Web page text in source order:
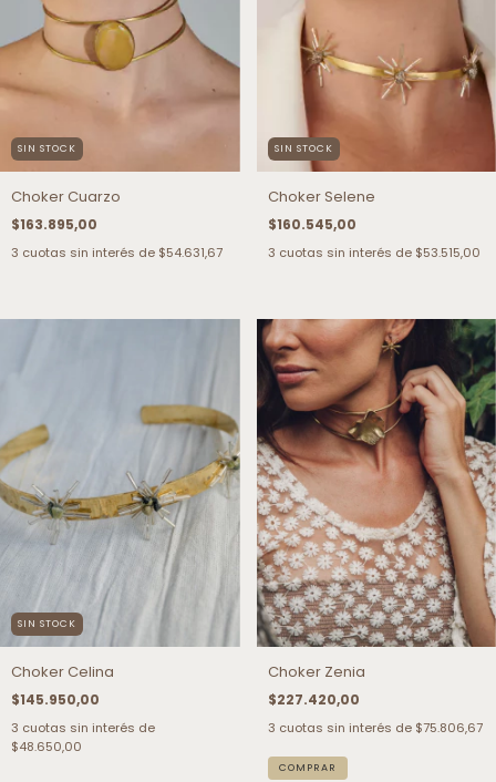
SIN STOCK
Choker Cuarzo
$163.895,00
3 cuotas sin interés de $54.631,67
SIN STOCK
Choker Selene
$160.545,00
3 cuotas sin interés de $53.515,00
SIN STOCK
Choker Celina
$145.950,00
3 cuotas sin interés de
$48.650,00
Choker Zenia
$227.420,00
3 cuotas sin interés de $75.806,67
COMPRAR